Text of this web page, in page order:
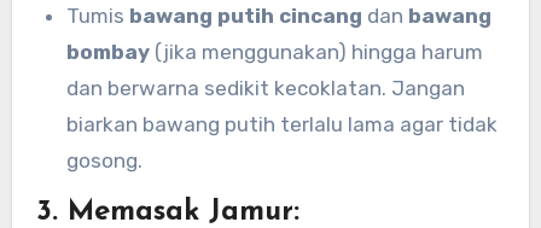
Tumis bawang putih cincang dan bawang
bombay (jika menggunakan) hingga harum
dan berwarna sedikit kecoklatan. Jangan
biarkan bawang putih terlalu lama agar tidak
gosong.
3. Memasak Jamur: